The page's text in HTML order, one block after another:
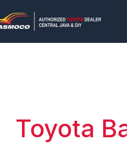
Toyota